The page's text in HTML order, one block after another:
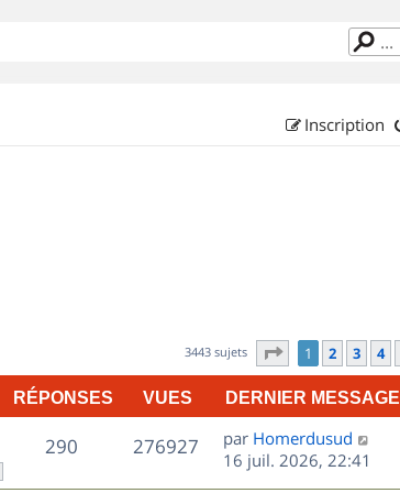
Inscription
3443 sujets Page sur115
1 2 3 4
RÉPONSES VUES DERNIER MESSAGE
290R
é
276927V
u
D
e
par Homerdusud
16 juil. 2026, 22:41